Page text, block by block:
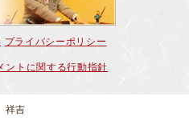
プライバシーポリシー
ントに関する行動指針
祥吉